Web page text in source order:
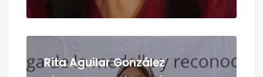
Rita Aguilar González